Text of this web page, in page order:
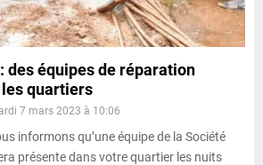
des équipes de réparation
quartiers
7 mars 2023 à 10:06
informons qu’une équipe de la Société
présente dans votre quartier les nuits